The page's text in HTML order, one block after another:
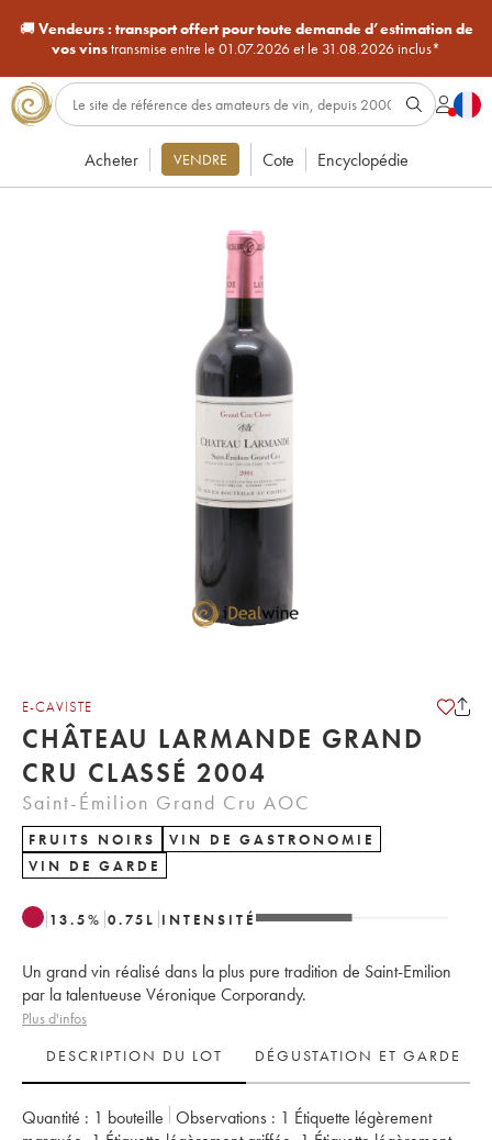
🚚Vendeurs : transport offert pour toute demande d’estimation de
vos vinstransmise entre le 01.07.2026 et le 31.08.2026 inclus*
Acheter VENDRE Cote Encyclopédie
E-CAVISTE
CHÂTEAU LARMANDE GRAND
CRU CLASSÉ 2004
Saint-Émilion Grand Cru AOC
FRUITS NOIRS
VIN DE GASTRONOMIE
VIN DE GARDE
13.5% 0.75 L INTENSITÉ
Un grand vin réalisé dans la plus pure tradition de Saint-Emilion
par la talentueuse Véronique Corporandy.
Plus d'infos
DESCRIPTION DU LOT
DÉGUSTATION ET GARDE
Quantité : 1 bouteille Observations : 1 Étiquette légèrement